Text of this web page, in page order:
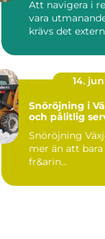
Att navigera i
vara
krävs det
14. jun
Snöröjning i
och pålitlig
Snöröjning
mer än att
fr&arin...